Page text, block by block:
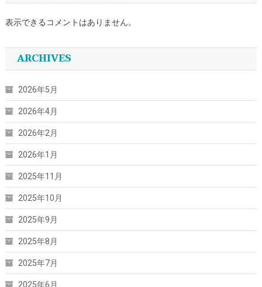
表示できるコメントはありません。
ARCHIVES
2026年5月
2026年4月
2026年2月
2026年1月
2025年11月
2025年10月
2025年9月
2025年8月
2025年7月
2025年6月